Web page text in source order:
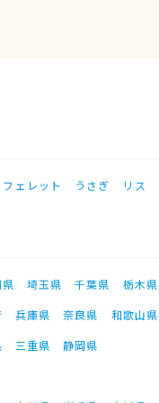
フェレット うさぎ リス
埼玉県 千葉県 栃木県
兵庫県 奈良県 和歌山県
三重県
静岡県